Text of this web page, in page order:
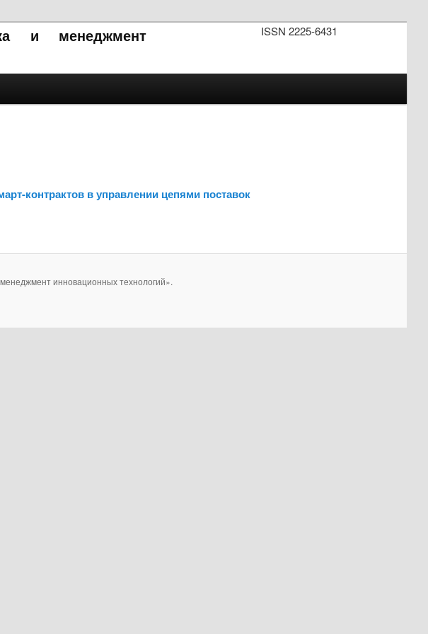
ISSN 2225-6431
и менеджмент
контрактов в управлении цепями поставок
инновационных технологий».